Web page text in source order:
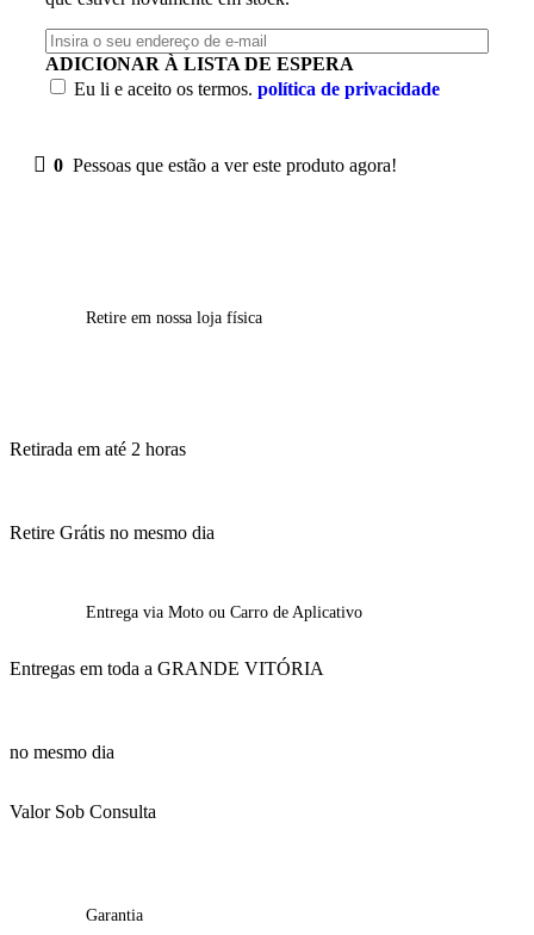
ADICIONAR À LISTA DE ESPERA
Eu li e aceito os termos. política de privacidade
0 Pessoas que estão a ver este produto agora!
Retire em nossa loja física
Retirada em até 2 horas
Retire Grátis no mesmo dia
Entrega via Moto ou Carro de Aplicativo
Entregas em toda a GRANDE VITÓRIA
no mesmo dia
Valor Sob Consulta
Garantia